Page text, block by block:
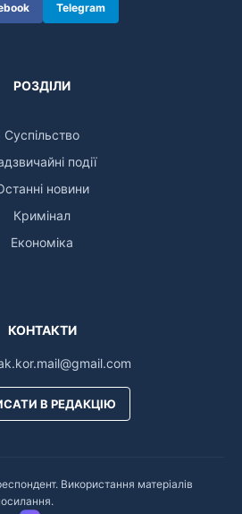
Telegram
РОЗДІЛИ
Суспільство
події
новини
Кримінал
Економіка
КОНТАКТИ
В РЕДАКЦІЮ
Використання матеріалів